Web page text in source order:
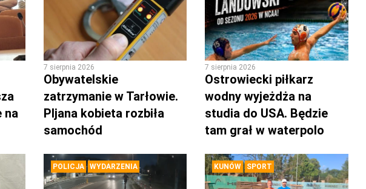
na
7 sierpnia 2026
Obywatelskie
zatrzymanie w Tarłowie.
PIjana kobieta rozbiła
samochód
7 sierpnia 2026
Ostrowiecki piłkarz
wodny wyjeżdża na
studia do USA. Będzie
tam grał w waterpolo
POLICJA WYDARZENIA KUNÓW SPORT